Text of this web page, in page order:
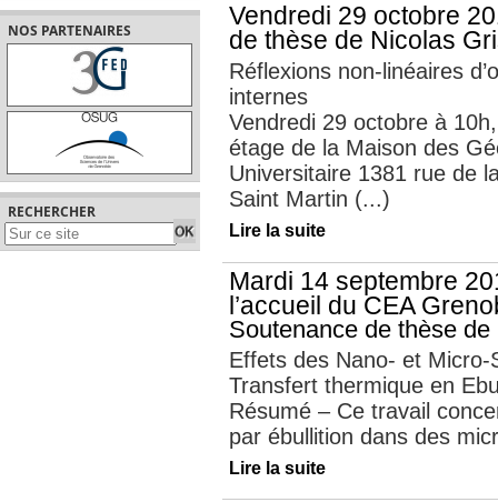
NOS PARTENAIRES
RECHERCHER
Vendredi 29 octobre
de thèse de Nicolas
Réflexions non-linéaires
internes
Vendredi 29 octobre à
étage de la Maison des
Universitaire 1381 rue de
Saint Martin (...)
Lire la suite
Mardi 14 septembre
l’accueil du CEA
Soutenance de thèse
Effets des Nano- et
Transfert thermique en
Résumé – Ce travail
par ébullition dans des
Lire la suite